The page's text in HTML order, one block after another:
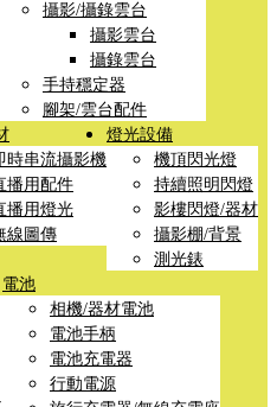
攝影/攝錄雲台
攝影雲台
攝錄雲台
手持穩定器
腳架/雲台配件
時串流攝影機
播用配件
播用燈光
線圖傳
燈光設備
機頂閃光燈
持續照明閃燈
影樓閃燈/器材
攝影棚/背景
測光錶
電池
相機/器材電池
電池手柄
電池充電器
行動電源